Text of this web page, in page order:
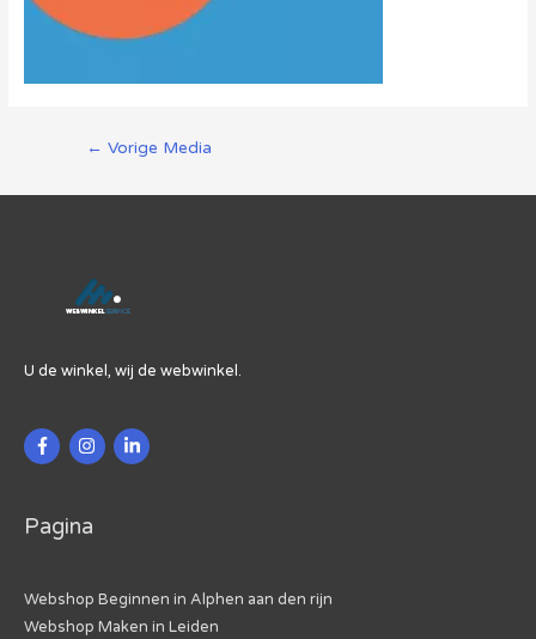
Berichtnavigatie
← Vorige Media
U de winkel, wij de webwinkel.
Pagina
Webshop Beginnen in Alphen aan den rijn
Webshop Maken in Leiden